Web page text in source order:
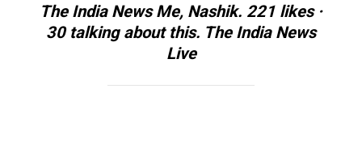
The India News Me, Nashik. 221 likes ·
30 talking about this. The India News
Live